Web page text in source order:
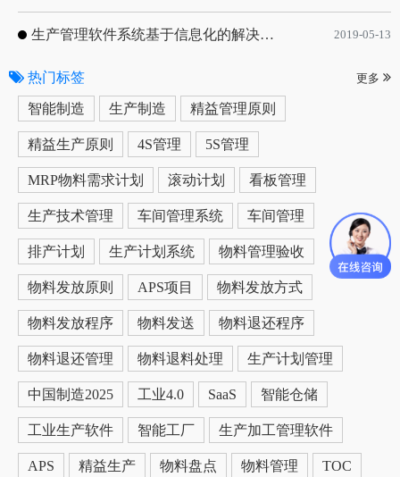
生产管理软件系统基于信息化的解决方案 2019-05-13
热门标签 更多
智能制造 生产制造 精益管理原则
精益生产原则 4S管理 5S管理
MRP物料需求计划 滚动计划 看板管理
生产技术管理 车间管理系统 车间管理
排产计划 生产计划系统 物料管理验收
物料发放原则 APS项目 物料发放方式
物料发放程序 物料发送 物料退还程序
物料退还管理 物料退料处理 生产计划管理
中国制造2025 工业4.0 SaaS 智能仓储
工业生产软件 智能工厂 生产加工管理软件
APS 精益生产 物料盘点 物料管理 TOC